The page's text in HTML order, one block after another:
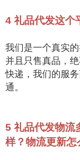
4 礼品代发这个
我们是一个真实
并且只售真品，
快递，我们的服
通。
5 礼品代发物流
样？物流更新怎